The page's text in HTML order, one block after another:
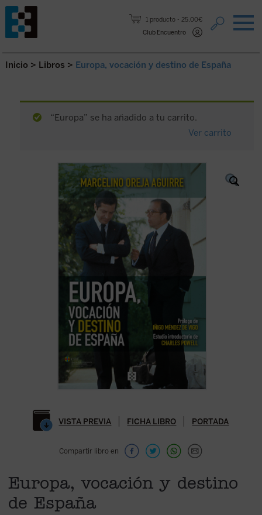
1 producto
25,00€
Club Encuentro
Saltar al contenido.
Inicio > Libros > Europa, vocación y destino de España
“Europa” se ha añadido a tu carrito.
Ver carrito
VISTA PREVIA FICHA LIBRO PORTADA
Compartir libro en
Europa, vocación y destino
de España